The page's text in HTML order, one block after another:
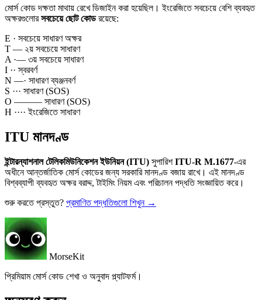
মোর্স কোড দক্ষতা মাথায় রেখে ডিজাইন করা হয়েছিল। ইংরেজিতে সবচেয়ে বেশি ব্যবহৃত
অক্ষরগুলোরসবচেয়ে ছোট কোডরয়েছে:
E · সবচেয়ে সাধারণ অক্ষর
T — ২য় সবচেয়ে সাধারণ
A ·— ৩য় সবচেয়ে সাধারণ
I ·· স্বরবর্ণ
N —· সাধারণ ব্যঞ্জনবর্ণ
S ··· সাধারণ (SOS)
O ——— সাধারণ (SOS)
H ···· ইংরেজিতে সাধারণ
ITU মানদণ্ড
ইন্টারন্যাশনাল টেলিকমিউনিকেশন ইউনিয়ন (ITU) সুপারিশITU-R M.1677-এর
অধীনে আন্তর্জাতিক মোর্স কোডের জন্য সরকারি মানদণ্ড বজায় রাখে। এই মানদণ্ড
বিশ্বব্যাপী ব্যবহৃত অক্ষর বরাদ্দ, টাইমিং নিয়ম এবং পরিচালন পদ্ধতি সংজ্ঞায়িত করে।
শুরু করতে প্রস্তুত? প্রমাণিত পদ্ধতিগুলো শিখুন →
MorseKit
প্রিমিয়াম মোর্স কোড শেখা ও অনুবাদ প্ল্যাটফর্ম।